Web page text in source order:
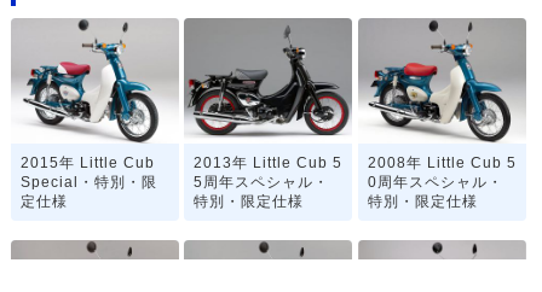
2015年 Little Cub
Special・特別・限
定仕様
2013年 Little Cub 5
5周年スペシャル・
特別・限定仕様
2008年 Little Cub 5
0周年スペシャル・
特別・限定仕様